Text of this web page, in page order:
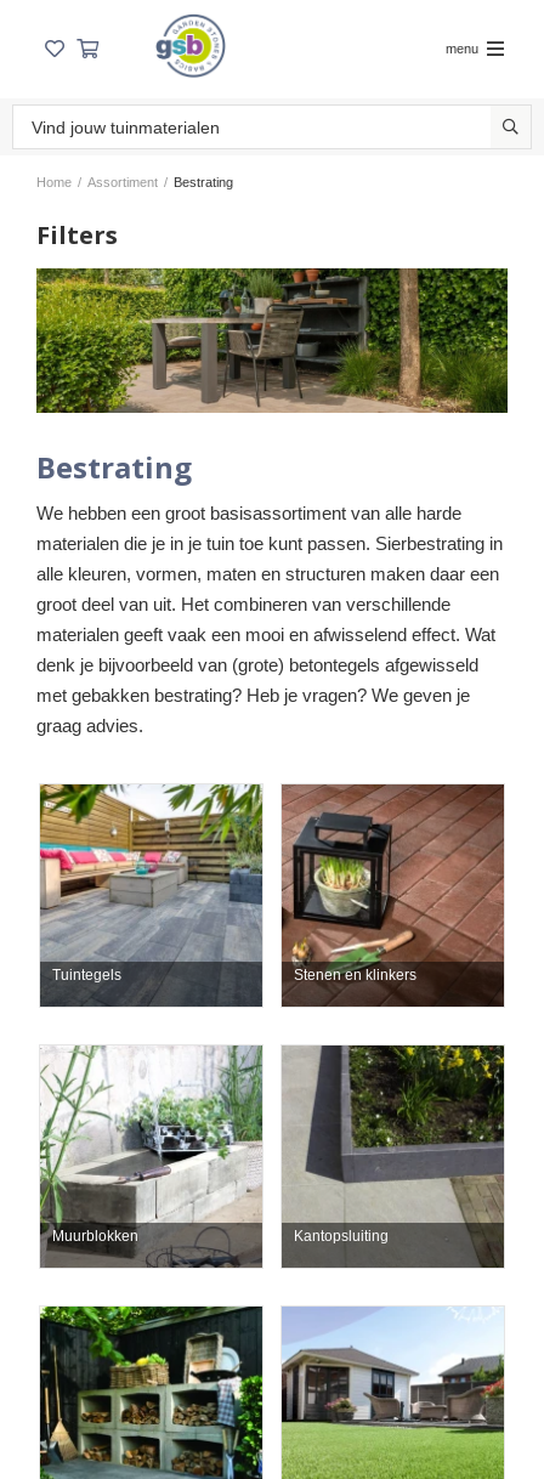
menu
Home / Assortiment / Bestrating
Filters
Bestrating
We hebben een groot basisassortiment van alle harde
materialen die je in je tuin toe kunt passen. Sierbestrating in
alle kleuren, vormen, maten en structuren maken daar een
groot deel van uit. Het combineren van verschillende
materialen geeft vaak een mooi en afwisselend effect. Wat
denk je bijvoorbeeld van (grote) betontegels afgewisseld
met gebakken bestrating? Heb je vragen? We geven je
graag advies.
Tuintegels Stenen en klinkers
Muurblokken Kantopsluiting